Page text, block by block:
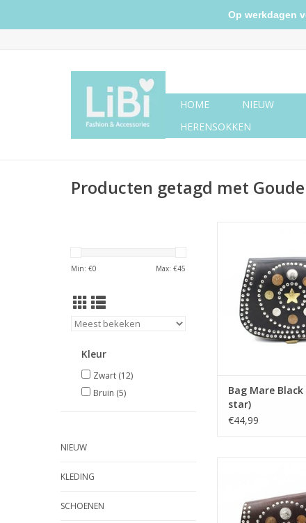
HOME NIEUW
HERENSOKKEN
Producten getagd met
Min: €0 Max: €45
Kleur
Zwart (12)
Bruin (5)
NIEUW
KLEDING
SCHOENEN
Bag Mare
star)
€44,99
Op werkdagen